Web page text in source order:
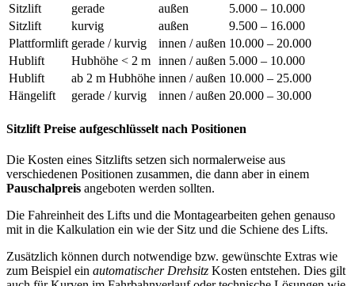
Sitzlift
gerade außen
5.000 – 10.000
Sitzlift
kurvig außen
9.500 – 16.000
Plattformlift gerade / kurvig innen / außen 10.000 – 20.000
Hublift
Hubhöhe < 2 m innen / außen 5.000 – 10.000
Hublift
ab 2 m Hubhöhe innen / außen 10.000 – 25.000
Hängelift
gerade / kurvig innen / außen 20.000 – 30.000
Sitzlift Preise aufgeschlüsselt nach Positionen
Die Kosten eines Sitzlifts setzen sich normalerweise aus
verschiedenen Positionen zusammen, die dann aber in einem
Pauschalpreis angeboten werden sollten.
Die Fahreinheit des Lifts und die Montagearbeiten gehen genauso
mit in die Kalkulation ein wie der Sitz und die Schiene des Lifts.
Zusätzlich können durch notwendige bzw. gewünschte Extras wie
zum Beispiel ein automatischer Drehsitz Kosten entstehen. Dies gilt